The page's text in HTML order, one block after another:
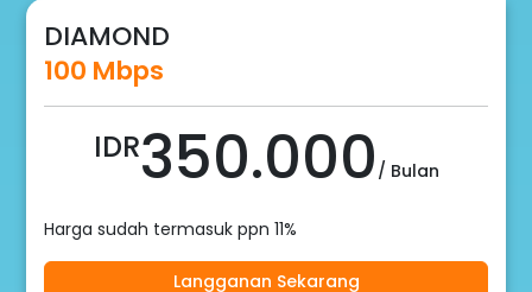
DIAMOND
100 Mbps
IDR350.000 / Bulan
Harga sudah termasuk ppn 11%
Langganan Sekarang